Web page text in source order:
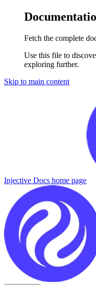
Fetch the complete
Use this file to
exploring further.
Skip to main content
Injective Docs home page